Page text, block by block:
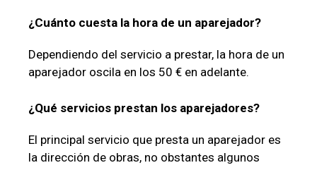
¿Cuánto cuesta la hora de un aparejador?
Dependiendo del servicio a prestar, la hora de un
aparejador oscila en los 50 € en adelante.
¿Qué servicios prestan los aparejadores?
El principal servicio que presta un aparejador es
la dirección de obras, no obstantes algunos